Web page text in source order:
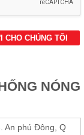
NÓNG
An phú Đông, Q